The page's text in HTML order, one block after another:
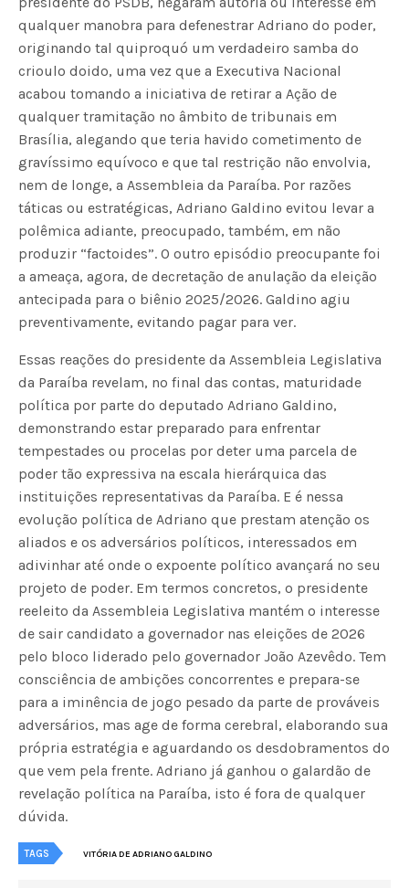
qualquer manobra para defenestrar Adriano do poder,
originando tal quiproquó um verdadeiro samba do
crioulo doido, uma vez que a Executiva Nacional
acabou tomando a iniciativa de retirar a Ação de
qualquer tramitação no âmbito de tribunais em
Brasília, alegando que teria havido cometimento de
gravíssimo equívoco e que tal restrição não envolvia,
nem de longe, a Assembleia da Paraíba. Por razões
táticas ou estratégicas, Adriano Galdino evitou levar a
polêmica adiante, preocupado, também, em não
produzir “factoides”. O outro episódio preocupante foi
a ameaça, agora, de decretação de anulação da eleição
antecipada para o biênio 2025/2026. Galdino agiu
preventivamente, evitando pagar para ver.
Essas reações do presidente da Assembleia Legislativa
da Paraíba revelam, no final das contas, maturidade
política por parte do deputado Adriano Galdino,
demonstrando estar preparado para enfrentar
tempestades ou procelas por deter uma parcela de
poder tão expressiva na escala hierárquica das
instituições representativas da Paraíba. E é nessa
evolução política de Adriano que prestam atenção os
aliados e os adversários políticos, interessados em
adivinhar até onde o expoente político avançará no seu
projeto de poder. Em termos concretos, o presidente
reeleito da Assembleia Legislativa mantém o interesse
de sair candidato a governador nas eleições de 2026
pelo bloco liderado pelo governador João Azevêdo. Tem
consciência de ambições concorrentes e prepara-se
para a iminência de jogo pesado da parte de prováveis
adversários, mas age de forma cerebral, elaborando sua
própria estratégia e aguardando os desdobramentos do
que vem pela frente. Adriano já ganhou o galardão de
revelação política na Paraíba, isto é fora de qualquer
dúvida.
TAGS VITÓRIA DE ADRIANO GALDINO